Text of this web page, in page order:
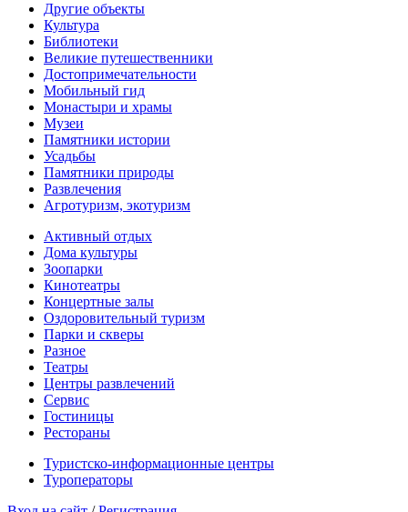
Другие объекты
Культура
Библиотеки
Великие путешественники
Достопримечательности
Мобильный гид
Монастыри и храмы
Музеи
Памятники истории
Усадьбы
Памятники природы
Развлечения
Агротуризм, экотуризм
Активный отдых
Дома культуры
Зоопарки
Кинотеатры
Концертные залы
Оздоровительный туризм
Парки и скверы
Разное
Театры
Центры развлечений
Сервис
Гостиницы
Рестораны
Туристско-информационные центры
Туроператоры